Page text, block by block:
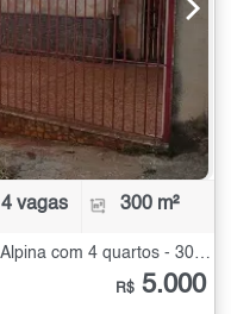
4 vagas 300 m²
R$ 5.000